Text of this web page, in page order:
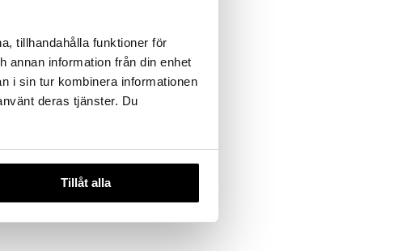
tillhandahålla funktioner för
annan information från din enhet
i sin tur kombinera informationen
deras tjänster. Du
Tillåt alla